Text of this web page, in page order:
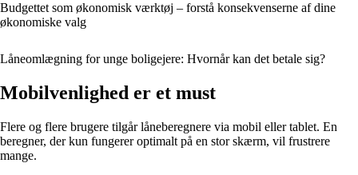
Budgettet som økonomisk værktøj – forstå konsekvenserne af dine
økonomiske valg
Låneomlægning for unge boligejere: Hvornår kan det betale sig?
Mobilvenlighed er et must
Flere og flere brugere tilgår låneberegnere via mobil eller tablet. En
beregner, der kun fungerer optimalt på en stor skærm, vil frustrere
mange.